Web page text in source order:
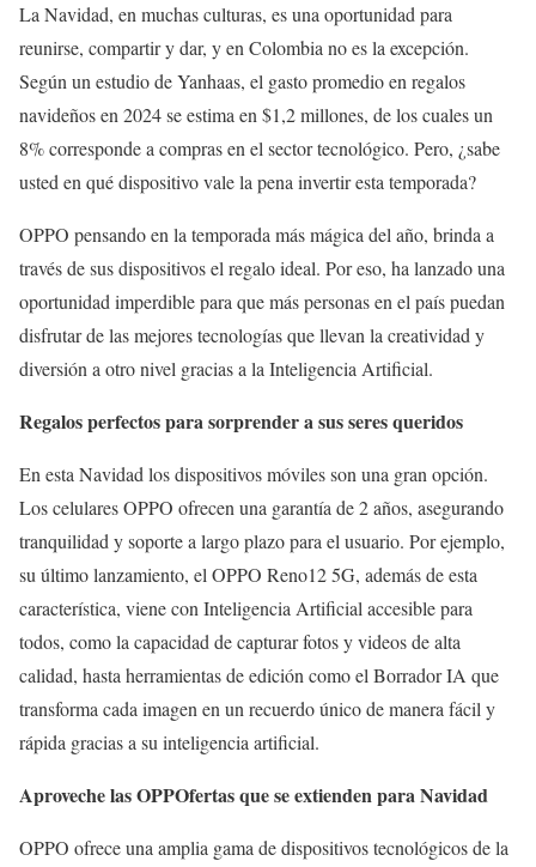
La Navidad, en muchas culturas, es una oportunidad para
reunirse, compartir y dar, y en Colombia no es la excepción.
Según un estudio de Yanhaas, el gasto promedio en regalos
navideños en 2024 se estima en $1,2 millones, de los cuales un
8% corresponde a compras en el sector tecnológico. Pero, ¿sabe
usted en qué dispositivo vale la pena invertir esta temporada?
OPPO pensando en la temporada más mágica del año, brinda a
través de sus dispositivos el regalo ideal. Por eso, ha lanzado una
oportunidad imperdible para que más personas en el país puedan
disfrutar de las mejores tecnologías que llevan la creatividad y
diversión a otro nivel gracias a la Inteligencia Artificial.
Regalos perfectos para sorprender a sus seres queridos
En esta Navidad los dispositivos móviles son una gran opción.
Los celulares OPPO ofrecen una garantía de 2 años, asegurando
tranquilidad y soporte a largo plazo para el usuario. Por ejemplo,
su último lanzamiento, el OPPO Reno12 5G, además de esta
característica, viene con Inteligencia Artificial accesible para
todos, como la capacidad de capturar fotos y videos de alta
calidad, hasta herramientas de edición como el Borrador IA que
transforma cada imagen en un recuerdo único de manera fácil y
rápida gracias a su inteligencia artificial.
Aproveche las OPPOfertas que se extienden para Navidad
OPPO ofrece una amplia gama de dispositivos tecnológicos de la